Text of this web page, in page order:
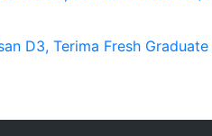
D3, Terima Fresh